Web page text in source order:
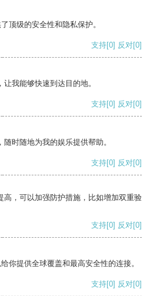
顶级的安全性和隐私保护。
支持[0] 反对[0]
我能够快速到达目的地。
支持[0] 反对[0]
时随地为我的娱乐提供帮助。
支持[0] 反对[0]
高，可以加强防护措施，比如增加双重验
支持[0] 反对[0]
你提供全球覆盖和最高安全性的连接。
支持[0] 反对[0]